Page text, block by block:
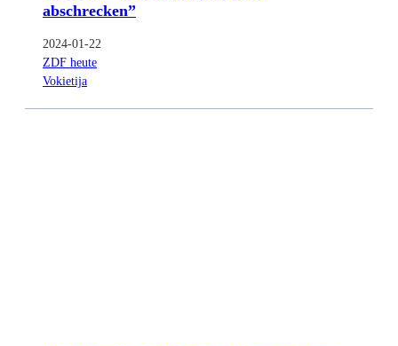
abschrecken”
2024-01-22
ZDF heute
Vokietija